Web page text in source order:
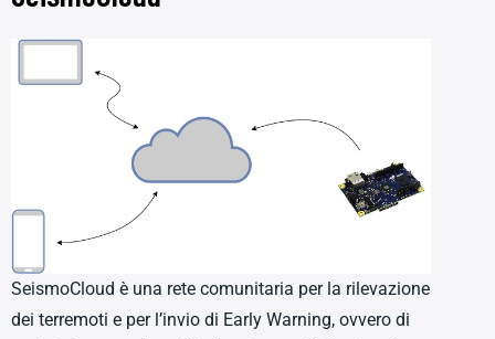
SeismoCloud è una rete comunitaria per la rilevazione
dei terremoti e per l’invio di Early Warning, ovvero di